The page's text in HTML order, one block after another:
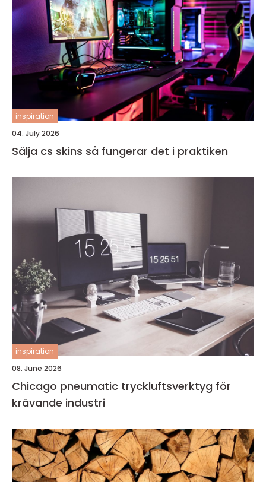
inspiration
04. July 2026
Sälja cs skins så fungerar det i praktiken
inspiration
08. June 2026
Chicago pneumatic tryckluftsverktyg för
krävande industri